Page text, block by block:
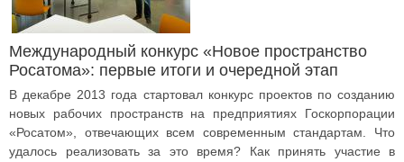
Международный конкурс «Новое пространство
Росатома»: первые итоги и очередной этап
В декабре 2013 года стартовал конкурс проектов по созданию
новых рабочих пространств на предприятиях Госкорпорации
«Росатом», отвечающих всем современным стандартам. Что
удалось реализовать за это время? Как принять участие в